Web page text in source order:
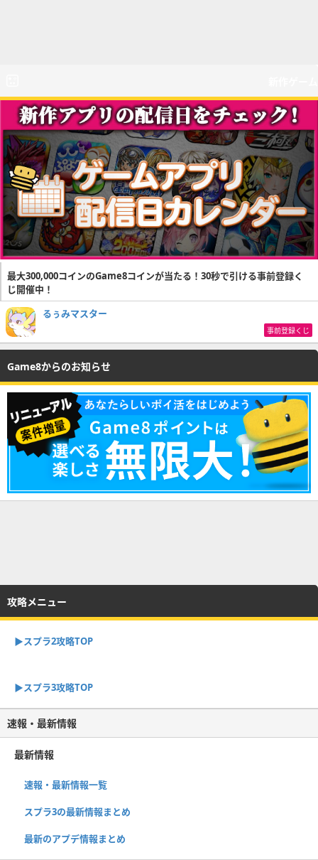
最大300,000コインのGame8コインが当たる！30秒で引ける事前登録く
じ開催中！
るぅみマスター
事前登録くじ
Game8からのお知らせ
攻略メニュー
▶︎スプラ2攻略TOP
▶︎スプラ3攻略TOP
速報・最新情報
最新情報
速報・最新情報一覧
スプラ3の最新情報まとめ
最新のアプデ情報まとめ